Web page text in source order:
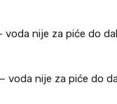
voda nije za piće do
– voda nije za piće do